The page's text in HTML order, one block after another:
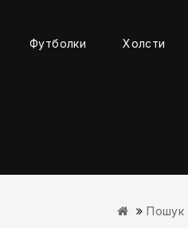
Футболки Холсти
Пошук